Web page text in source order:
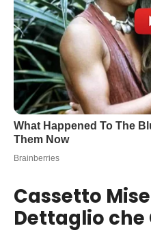
Cassetto
Dettaglio